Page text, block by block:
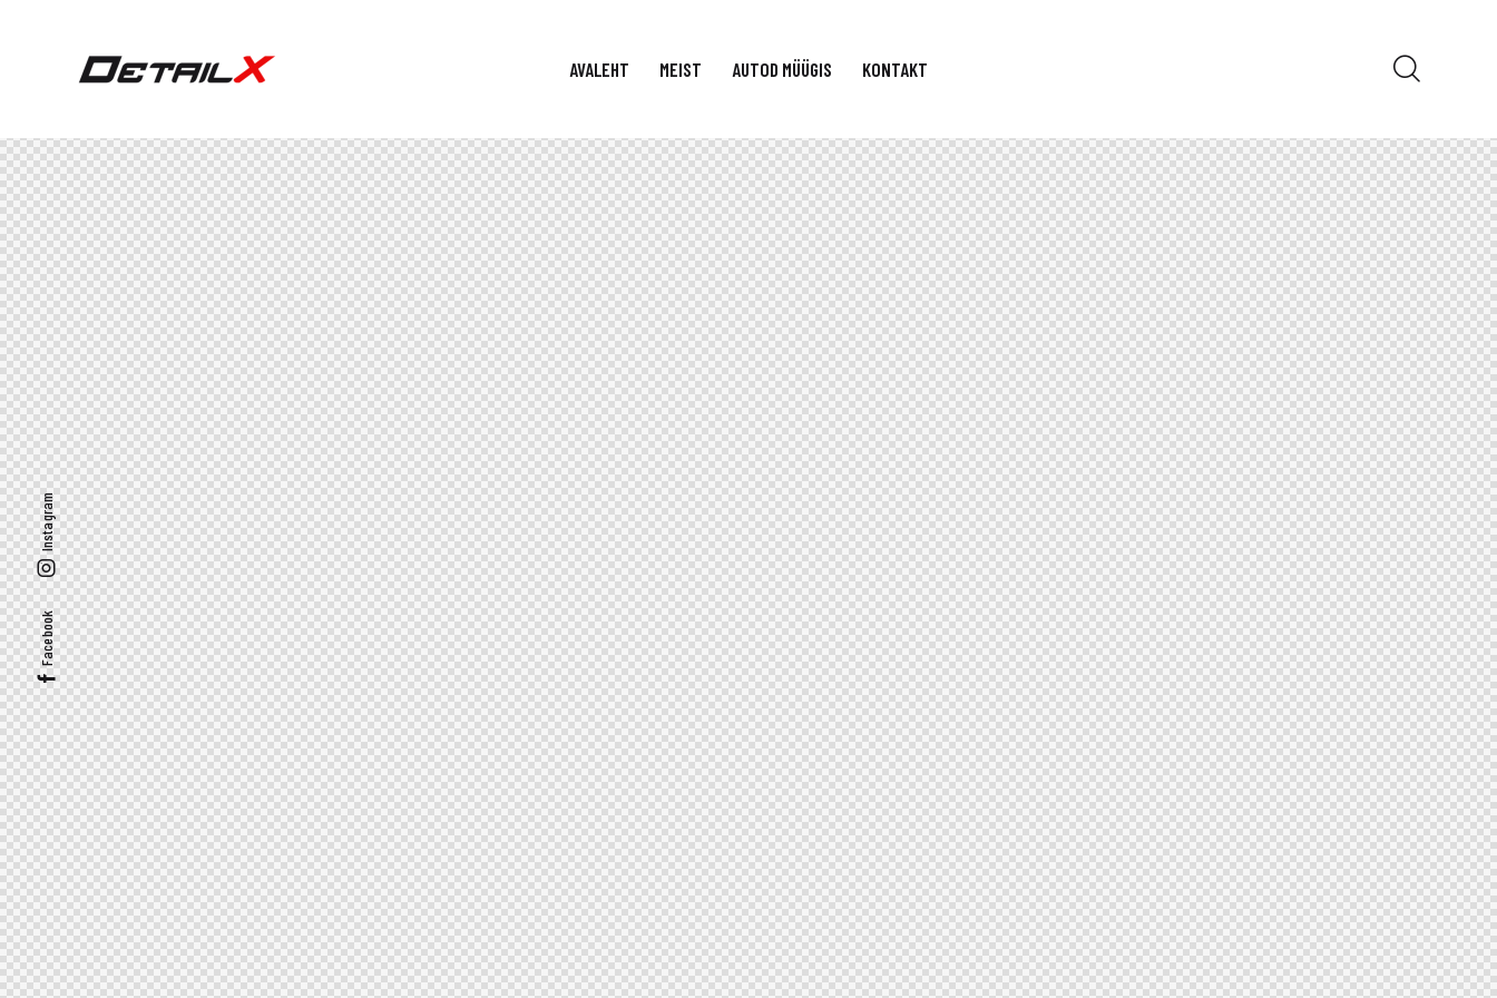
AVALEHT MEIST AUTOD MÜÜGIS KONTAKT
Facebook
Instagram